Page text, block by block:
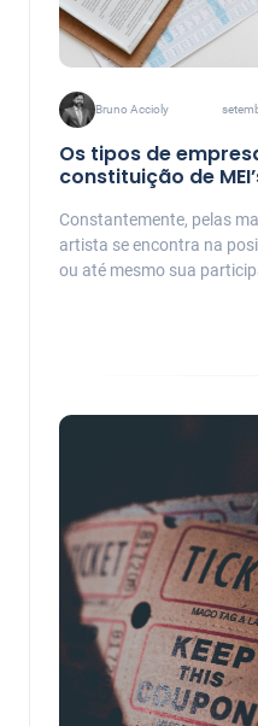
Bruno Accioly
Os tipos de
constituição de
Constantemente, pelas
artista se encontra na
ou até mesmo sua